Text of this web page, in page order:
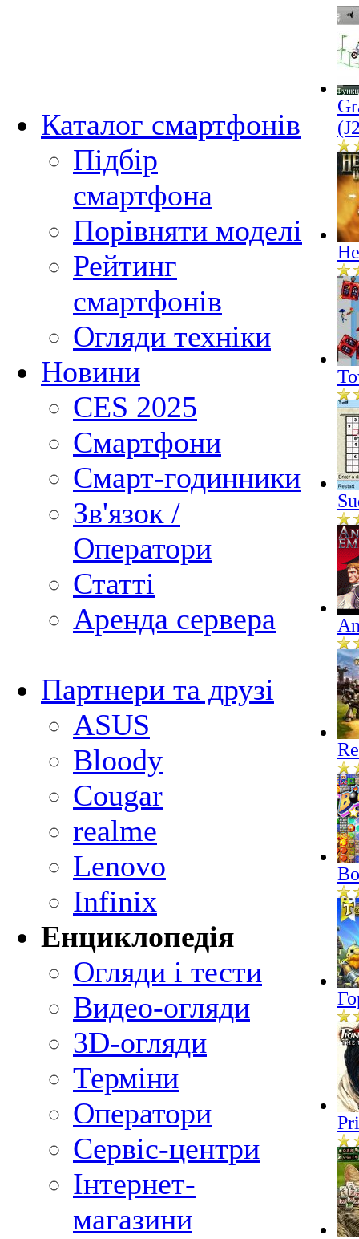
Каталог смартфонів
Підбір
смартфона
Порівняти моделі
Рейтинг
смартфонів
Огляди техніки
Новини
CES 2025
Смартфони
Смарт-годинники
Зв'язок /
Оператори
Статті
Аренда сервера
Партнери та друзі
ASUS
Bloody
Cougar
realme
Lenovo
Infinix
Енциклопедія
Огляди і тести
Видео-огляди
3D-огляди
Терміни
Оператори
Сервіс-центри
Інтернет-
магазини